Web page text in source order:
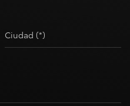
Ciudad (*)